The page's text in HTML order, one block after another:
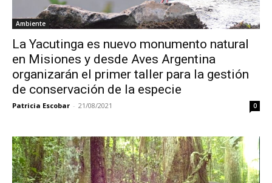
Ambiente
La Yacutinga es nuevo monumento natural
en Misiones y desde Aves Argentina
organizarán el primer taller para la gestión
de conservación de la especie
Patricia Escobar - 21/08/2021 0